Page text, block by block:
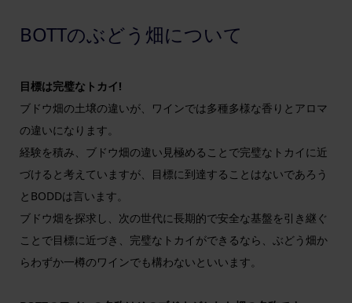
BOTTのぶどう畑について
目標は完璧なトカイ!
ブドウ畑の土壌の違いが、ワインでは多種多様な香りとアロマ
の違いになります。
経験を積み、ブドウ畑の違い見極めることで完璧なトカイに近
づけると考えていますが、目標に到達することはないであろう
とBODDは言います。
ブドウ畑を探求し、次の世代に長期的で安全な基盤を引き継ぐ
ことで目標に近づき、完璧なトカイができるなら、ぶどう畑か
らわずか一樽のワインでも構わないといいます。